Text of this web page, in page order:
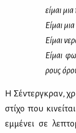
εί­μαι
Εί­μαι
Εί­μαι
Εί­μαι
ρους
Η Σέ­ντερ­γκραν,
στί­χο που
εμ­μέ­νει σε